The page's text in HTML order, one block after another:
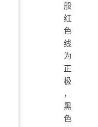
般
红
色
线
为
正
极
，
黑
色